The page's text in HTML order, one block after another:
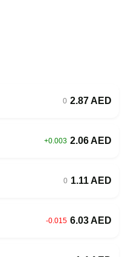
0 2.87 AED
+0.003 2.06 AED
0 1.11 AED
-0.015 6.03 AED